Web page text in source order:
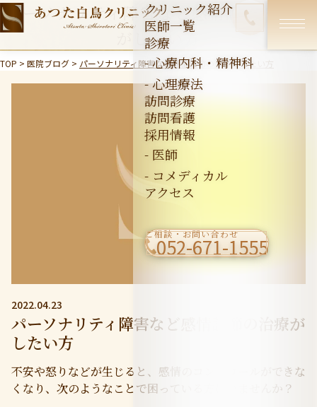
クリニック紹介
医師一覧
診療
- 心療内科・精神科
- 心理療法
訪問診療
訪問看護
採用情報
- 医師
- コメディカル
アクセス
ご相談・お問い合わせ
052-671-1555
パーソナリティ障害など感情調節の治療
がしたい方
TOP > 医院ブログ > パーソナリティ障害など感情調節の治療がしたい方
2022.04.23
パーソナリティ障害など感情調節の治療が
したい方
不安や怒りなどが生じると、感情のコントロールができな
くなり、次のようなことで困っている方はいませんか？